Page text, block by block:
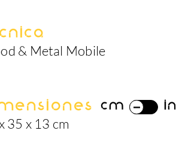
& Metal Mobile
cm in
35 x 13 cm